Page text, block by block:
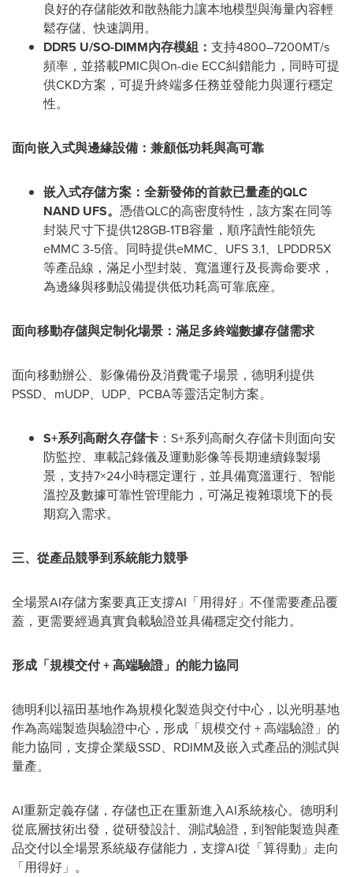
良好的存儲能效和散熱能力讓本地模型與海量內容輕
鬆存儲、快速調用。
DDR5 U/SO-DIMM內存模組： 支持4800–7200MT/s
頻率，並搭載PMIC與On-die ECC糾錯能力，同時可提
供CKD方案，可提升終端多任務並發能力與運行穩定
性。
面向嵌入式與邊緣設備：兼顧低功耗與高可靠
嵌入式存儲方案：全新發佈的首款已量產的QLC
NAND UFS。 憑借QLC的高密度特性，該方案在同等
封裝尺寸下提供128GB-1TB容量，順序讀性能領先
eMMC 3-5倍。同時提供eMMC、UFS 3.1、LPDDR5X
等產品線，滿足小型封裝、寬溫運行及長壽命要求，
為邊緣與移動設備提供低功耗高可靠底座。
面向移動存儲與定制化場景：滿足多終端數據存儲需求
面向移動辦公、影像備份及消費電子場景，德明利提供
PSSD、mUDP、UDP、PCBA等靈活定制方案。
S+系列高耐久存儲卡 ：S+系列高耐久存儲卡則面向安
防監控、車載記錄儀及運動影像等長期連續錄製場
景，支持7×24小時穩定運行，並具備寬溫運行、智能
溫控及數據可靠性管理能力，可滿足複雜環境下的長
期寫入需求。
三、從產品競爭到系統能力競爭
全場景AI存儲方案要真正支撐AI「用得好」不僅需要產品覆
蓋，更需要經過真實負載驗證並具備穩定交付能力。
形成「規模交付+高端驗證」的能力協同
德明利以福田基地作為規模化製造與交付中心，以光明基地
作為高端製造與驗證中心，形成「規模交付 + 高端驗證」的
能力協同，支撐企業級SSD、RDIMM及嵌入式產品的測試與
量產。
AI重新定義存儲，存儲也正在重新進入AI系統核心。德明利
從底層技術出發，從研發設計、測試驗證，到智能製造與產
品交付以全場景系統級存儲能力，支撐AI從「算得動」走向
「用得好」。